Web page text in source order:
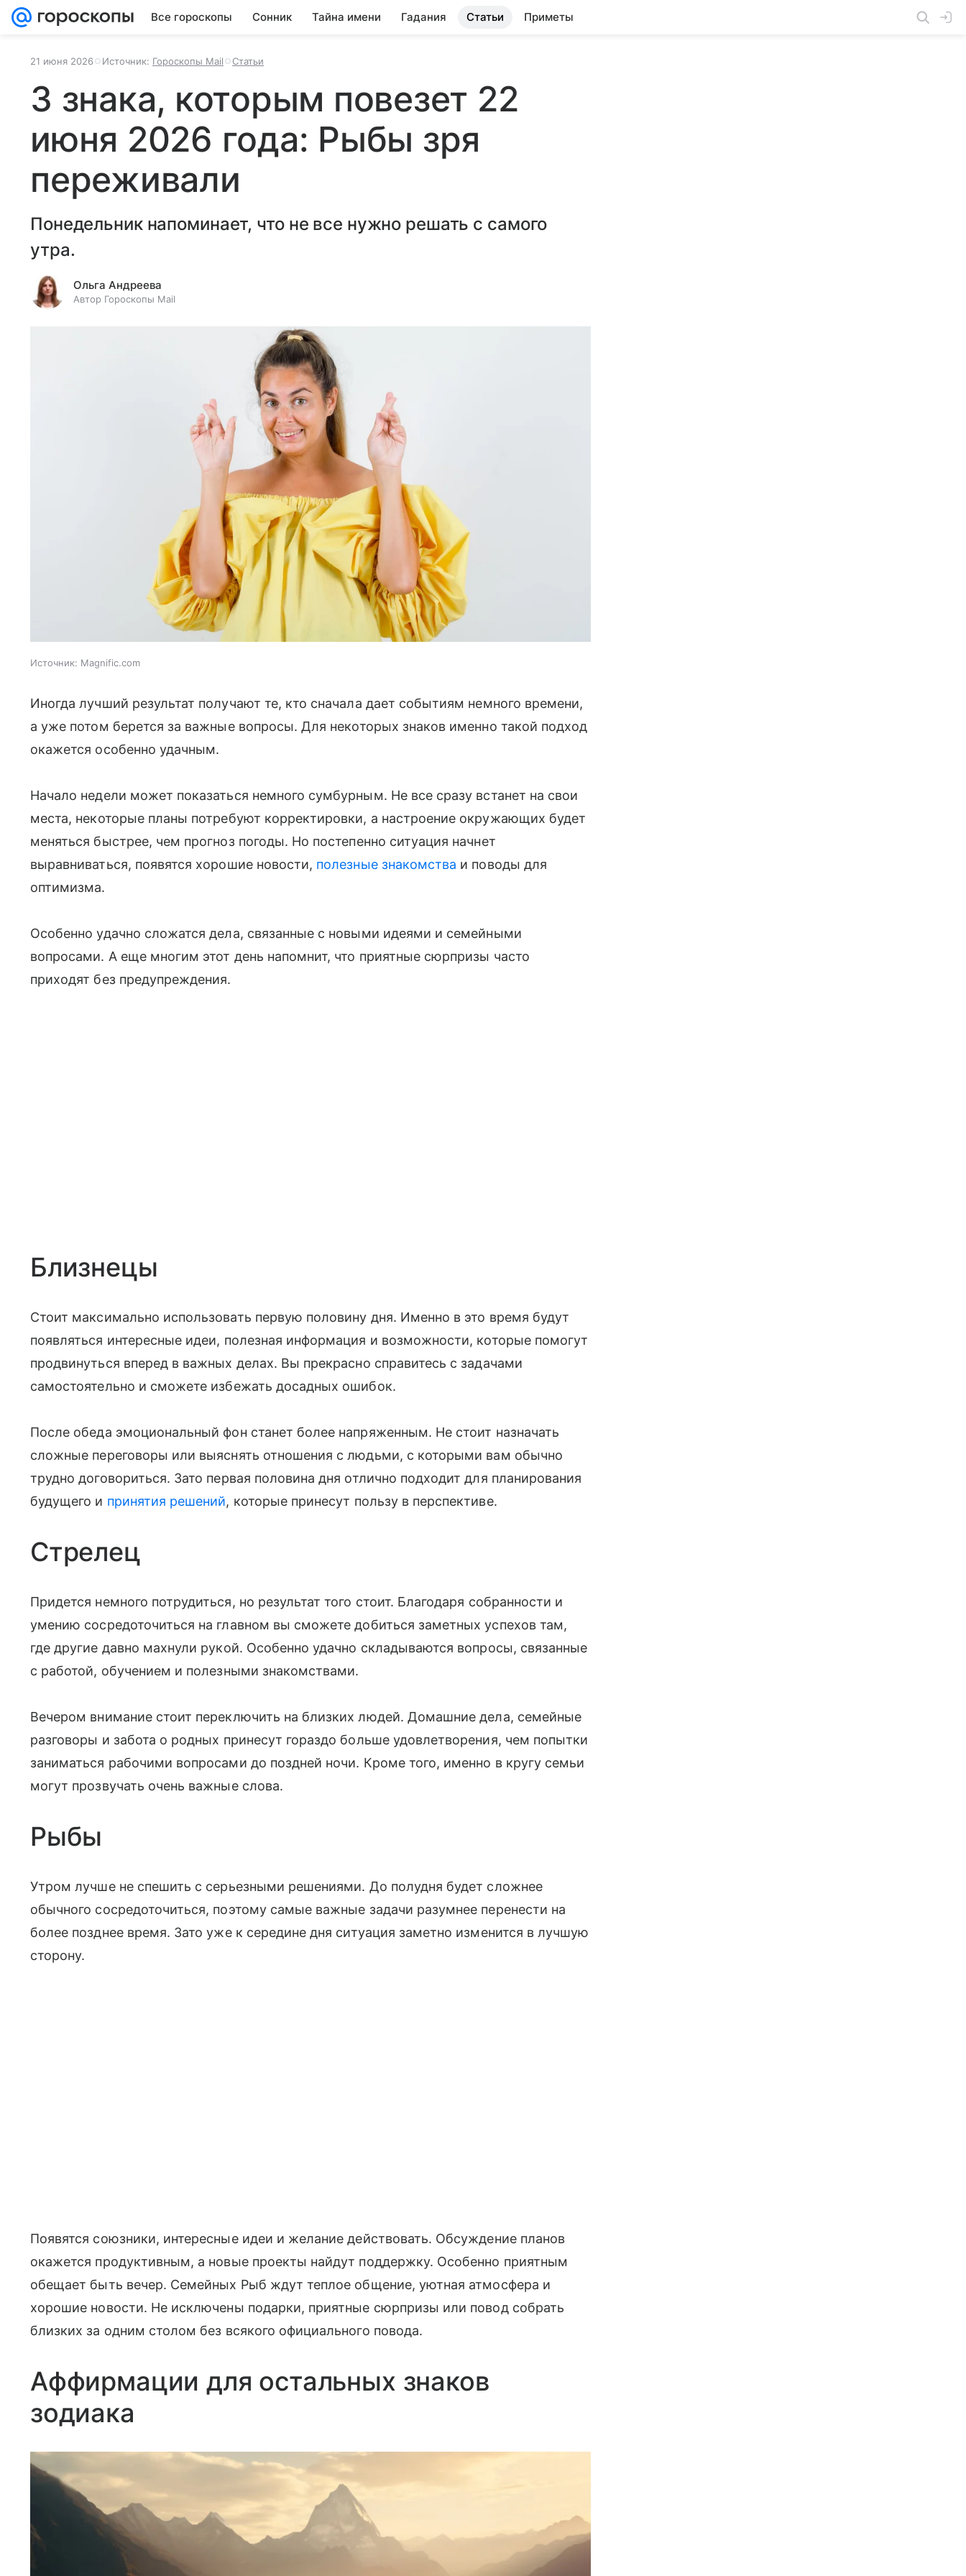
Все гороскопы Сонник Тайна имени Гадания Статьи Приметы
21 июня 2026 Источник: Гороскопы Mail Статьи
3 знака, которым повезет 22
июня 2026 года: Рыбы зря
переживали
Понедельник напоминает, что не все нужно решать с самого
утра.
Ольга Андреева
Автор Гороскопы Mail
Источник: Magnific.com
Иногда лучший результат получают те, кто сначала дает событиям немного времени,
а уже потом берется за важные вопросы. Для некоторых знаков именно такой подход
окажется особенно удачным.
Начало недели может показаться немного сумбурным. Не все сразу встанет на свои
места, некоторые планы потребуют корректировки, а настроение окружающих будет
меняться быстрее, чем прогноз погоды. Но постепенно ситуация начнет
выравниваться, появятся хорошие новости, полезные знакомства и поводы для
оптимизма.
Особенно удачно сложатся дела, связанные с новыми идеями и семейными
вопросами. А еще многим этот день напомнит, что приятные сюрпризы часто
приходят без предупреждения.
Близнецы
Стоит максимально использовать первую половину дня. Именно в это время будут
появляться интересные идеи, полезная информация и возможности, которые помогут
продвинуться вперед в важных делах. Вы прекрасно справитесь с задачами
самостоятельно и сможете избежать досадных ошибок.
После обеда эмоциональный фон станет более напряженным. Не стоит назначать
сложные переговоры или выяснять отношения с людьми, с которыми вам обычно
трудно договориться. Зато первая половина дня отлично подходит для планирования
будущего и принятия решений, которые принесут пользу в перспективе.
Стрелец
Придется немного потрудиться, но результат того стоит. Благодаря собранности и
умению сосредоточиться на главном вы сможете добиться заметных успехов там,
где другие давно махнули рукой. Особенно удачно складываются вопросы, связанные
с работой, обучением и полезными знакомствами.
Вечером внимание стоит переключить на близких людей. Домашние дела, семейные
разговоры и забота о родных принесут гораздо больше удовлетворения, чем попытки
заниматься рабочими вопросами до поздней ночи. Кроме того, именно в кругу семьи
могут прозвучать очень важные слова.
Рыбы
Утром лучше не спешить с серьезными решениями. До полудня будет сложнее
обычного сосредоточиться, поэтому самые важные задачи разумнее перенести на
более позднее время. Зато уже к середине дня ситуация заметно изменится в лучшую
сторону.
Появятся союзники, интересные идеи и желание действовать. Обсуждение планов
окажется продуктивным, а новые проекты найдут поддержку. Особенно приятным
обещает быть вечер. Семейных Рыб ждут теплое общение, уютная атмосфера и
хорошие новости. Не исключены подарки, приятные сюрпризы или повод собрать
близких за одним столом без всякого официального повода.
Аффирмации для остальных знаков
зодиака